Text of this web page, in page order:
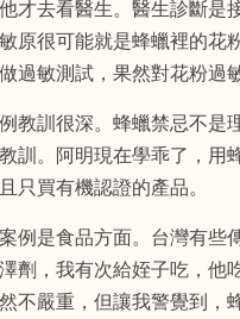
才去看醫生。醫生診斷是
原很可能就是蜂蠟裡的花
過敏測試，果然對花粉過敏
教訓很深。蜂蠟禁忌不是
訓。阿明現在學乖了，用
只買有機認證的產品。
例是食品方面。台灣有些
劑，我有次給姪子吃，他
不嚴重，但讓我警覺到，